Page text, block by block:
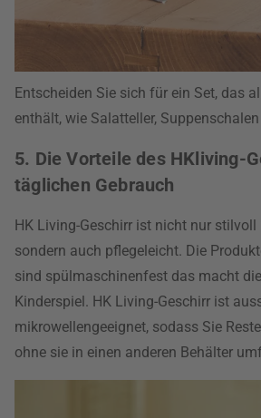
Entscheiden Sie sich für ein Set, das
enthält, wie Salatteller,
5. Die Vorteile des HKliving-
täglichen Gebrauch
HK Living-Geschirr ist nicht nur
sondern auch pflegeleicht. Die
sind spülmaschinenfest das macht
Kinderspiel. HK Living-Geschirr ist
mikrowellengeeignet, sodass Sie
ohne sie in einen anderen Behälter